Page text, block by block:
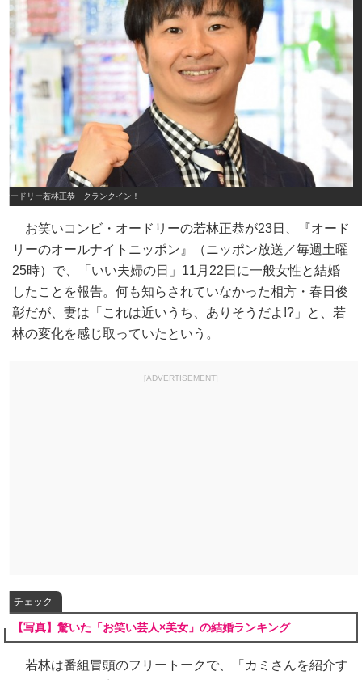
オードリー若林正恭 クランクイン！
お笑いコンビ・オードリーの若林正恭が23日、『オード
リーのオールナイトニッポン』（ニッポン放送／毎週土曜
25時）で、「いい夫婦の日」11月22日に一般女性と結婚
したことを報告。何も知らされていなかった相方・春日俊
彰だが、妻は「これは近いうち、ありそうだよ!?」と、若
林の変化を感じ取っていたという。
[ADVERTISEMENT]
チェック
【写真】驚いた「お笑い芸人×美女」の結婚ランキング
若林は番組冒頭のフリートークで、「カミさんを紹介す